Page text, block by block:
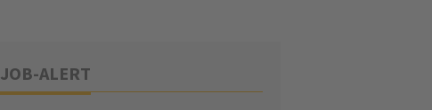
JOB-ALERT